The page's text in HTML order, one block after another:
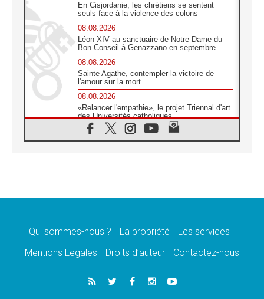
En Cisjordanie, les chrétiens se sentent
seuls face à la violence des colons
08.08.2026
Léon XIV au sanctuaire de Notre Dame du
Bon Conseil à Genazzano en septembre
08.08.2026
Sainte Agathe, contempler la victoire de
l'amour sur la mort
08.08.2026
«Relancer l'empathie», le projet Triennal d'art
des Universités catholiques
08.08.2026
Signis 2026, donner la parole aux religieuses
07.08.2026
07.08.2026
de l'Assomption et mémoire nationale
«La paix commence par l'empathie» estime
le cardinal Parolin
Qui sommes-nous ? La propriété
Les services
Mentions Legales
Droits d’auteur Contactez-nous